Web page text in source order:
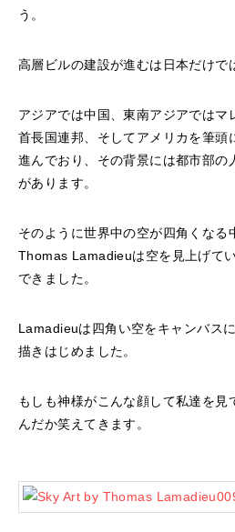
う。
高層ビルの建設が進むは日本だけで
アジアでは中国、東南アジアではマ
首長国連邦、そしてアメリカを筆頭
進んでおり、その背景には都市部の
があります。
そのように世界中の空が四角くなる
Thomas Lamadieuは空を見上げて
できました。
Lamadieuは四角い空をキャンバス
描きはじめました。
もしも神様がこんな顔して私達を見
んだか笑えてきます。